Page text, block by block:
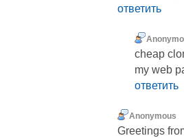
ответить
cheap
my web
ответить
Anonymous
Greetings